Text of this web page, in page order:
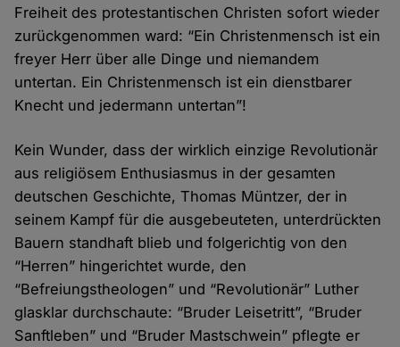
Freiheit des protestantischen Christen sofort wieder
zurückgenommen ward: “Ein Christenmensch ist ein
freyer Herr über alle Dinge und niemandem
untertan. Ein Christenmensch ist ein dienstbarer
Knecht und jedermann untertan”!
Kein Wunder, dass der wirklich einzige Revolutionär
aus religiösem Enthusiasmus in der gesamten
deutschen Geschichte, Thomas Müntzer, der in
seinem Kampf für die ausgebeuteten, unterdrückten
Bauern standhaft blieb und folgerichtig von den
“Herren” hingerichtet wurde, den
“Befreiungstheologen” und “Revolutionär” Luther
glasklar durchschaute: “Bruder Leisetritt”, “Bruder
Sanftleben” und “Bruder Mastschwein” pflegte er